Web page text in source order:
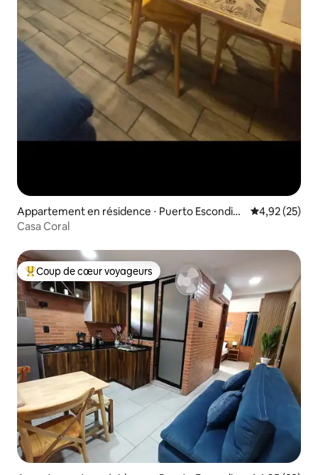
Appartement en résidence ⋅ Puerto Escondid
o
Évaluation
4,92 (25)
Casa Coral
Coups de cœur voyageurs les plus appréciés
Coup de cœur voyageurs